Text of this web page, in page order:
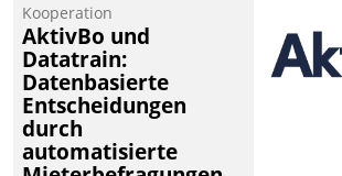
operativen
Instandhaltung in die
SAP-Systemlandschaft
deutscher
Wohnungsunternehmen
– und beschleunigt damit
Kooperation
AktivBo und
Datatrain:
Datenbasierte
Entscheidungen
durch
automatisierte